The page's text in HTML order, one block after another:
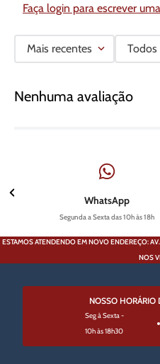
Faça login para escrever
Mais recentes Todos
Nenhuma avaliação
WhatsApp
Segunda a Sexta das 10h às 18h
ESTAMOS ATENDENDO EM NOVO ENDEREÇO:
NOS
NOSSO HORÁRIO
Seg à Sexta -
10h às 18h30